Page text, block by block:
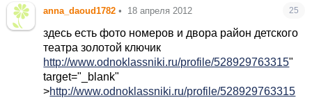
anna_daoud1782 • 18 апреля 2012 25
здесь есть фото номеров и двора район детского
театра золотой ключик
http://www.odnoklassniki.ru/profile/528929763315"
target="_blank"
>http://www.odnoklassniki.ru/profile/528929763315